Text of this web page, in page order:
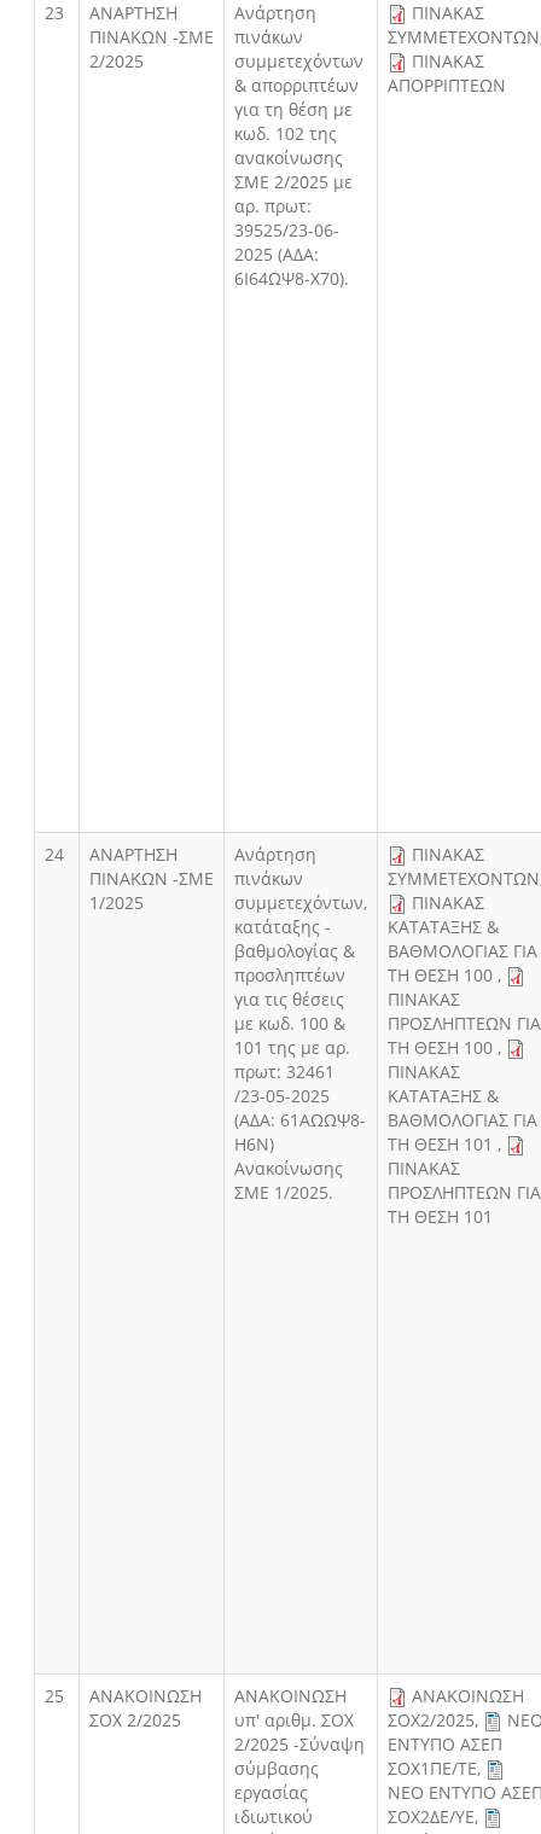
23
AΝΑΡΤΗΣΗ
ΠΙΝΑΚΩΝ -ΣΜΕ
2/2025
Ανάρτηση
πινάκων
συμμετεχόντων
& απορριπτέων
για τη θέση με
κωδ. 102 της
ανακοίνωσης
ΣΜΕ 2/2025 με
αρ. πρωτ:
39525/23-06-
2025 (ΑΔΑ:
6Ι64ΩΨ8-Χ70).
ΠΙΝΑΚΑΣ
ΣΥΜΜΕΤΕΧΟΝΤΩΝ
ΠΙΝΑΚΑΣ
ΑΠΟΡΡΙΠΤΕΩΝ
24
AΝΑΡΤΗΣΗ
ΠΙΝΑΚΩΝ -ΣΜΕ
1/2025
Ανάρτηση
πινάκων
συμμετεχόντων,
κατάταξης -
βαθμολογίας &
προσληπτέων
για τις θέσεις
με κωδ. 100 &
101 της με αρ.
πρωτ: 32461
/23-05-2025
(ΑΔΑ: 61ΑΩΩΨ8-
Η6Ν)
Ανακοίνωσης
ΣΜΕ 1/2025.
ΠΙΝΑΚΑΣ
ΣΥΜΜΕΤΕΧΟΝΤΩΝ
ΠΙΝΑΚΑΣ
ΚΑΤΑΤΑΞΗΣ &
ΒΑΘΜΟΛΟΓΙΑΣ ΓΙΑ
ΤΗ ΘΕΣΗ 100 ,
ΠΙΝΑΚΑΣ
ΠΡΟΣΛΗΠΤΕΩΝ ΓΙΑ
ΤΗ ΘΕΣΗ 100 ,
ΠΙΝΑΚΑΣ
ΚΑΤΑΤΑΞΗΣ &
ΒΑΘΜΟΛΟΓΙΑΣ ΓΙΑ
ΤΗ ΘΕΣΗ 101 ,
ΠΙΝΑΚΑΣ
ΠΡΟΣΛΗΠΤΕΩΝ ΓΙΑ
ΤΗ ΘΕΣΗ 101
25
ΑΝΑΚΟΙΝΩΣΗ
ΣΟΧ 2/2025
ΑΝΑΚΟΙΝΩΣΗ
υπ' αριθμ. ΣΟΧ
2/2025 -Σύναψη
σύμβασης
εργασίας
ιδιωτικού
ΑΝΑΚΟΙΝΩΣΗ
ΣΟΧ2/2025,
ΕΝΤΥΠΟ ΑΣΕΠ
ΣΟΧ1ΠΕ/ΤΕ,
ΝΕΟ ΕΝΤΥΠΟ
ΣΟΧ2ΔΕ/ΥΕ,